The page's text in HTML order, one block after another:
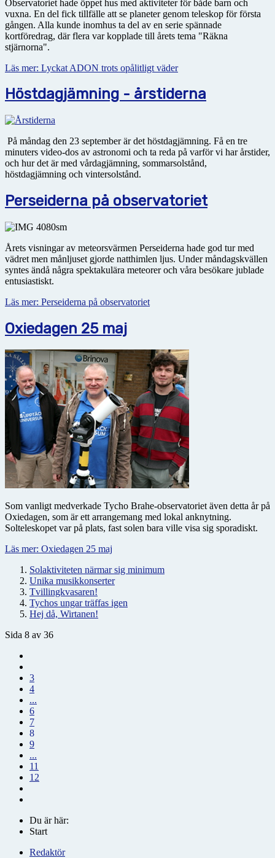
Observatoriet hade öppet hus med aktiviteter för både barn och
vuxna. En del fick tillfälle att se planeter genom teleskop för första
gången. Alla kunde inomhus ta del av en serie spännade
kortföredrag, där flera var kopplade till årets tema "Räkna
stjärnorna".
Läs mer: Lyckat ADON trots opålitligt väder
Höstdagjämning - årstiderna
På måndag den 23 september är det höstdagjämning. Få en tre
minuters video-dos av astronomi och ta reda på varför vi har årstider,
och hur det är med vårdagjämning, sommarsolstånd,
höstdagjämning och vintersolstånd.
Perseiderna på observatoriet
Årets visningar av meteorsvärmen Perseiderna hade god tur med
vädret men månljuset gjorde natthimlen ljus. Under måndagskvällen
syntes ändå några spektakulära meteorer och våra besökare jublade
entusiastiskt.
Läs mer: Perseiderna på observatoriet
Oxiedagen 25 maj
Som vanligt medverkade Tycho Brahe-observatoriet även detta år på
Oxiedagen, som är ett arrangemang med lokal anknytning.
Solteleskopet var på plats, fast solen bara ville visa sig sporadiskt.
Läs mer: Oxiedagen 25 maj
Solaktiviteten närmar sig minimum
Unika musikkonserter
Tvillingkvasaren!
Tychos ungar träffas igen
Hej då, Wirtanen!
Sida 8 av 36
3
4
...
6
7
8
9
...
11
12
Du är här:
Start
Redaktör